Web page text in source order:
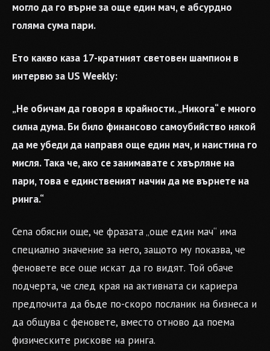
могло да го върне за още един мач, е абсурдно
голяма сума пари.
Ето какво каза 17-кратният световен шампион в
интервю за US Weekly:
„Не обичам да говоря в крайности. „Никога“ е много
силна дума. Би било финансово самоубийство някой
да ме убеди да направя още един мач, и наистина го
мисля. Така че, ако се занимавате с хвърляне на
пари, това е единственият начин да ме върнете на
ринга.“
Cena обясни още, че фразата „още един мач“ има
специално значение за него, защото му показва, че
феновете все още искат да го видят. Той обаче
подчерта, че след края на активната си кариера
предпочита да бъде по-скоро посланик на бизнеса и
да общува с феновете, вместо отново да поема
физическите рискове на ринга.